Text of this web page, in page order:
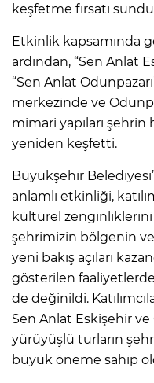
keşfetme fırsatı
Etkinlik kapsamında
ardından, “Sen Anlat
“Sen Anlat
merkezinde ve
mimari yapıları
yeniden keşfetti.
Büyükşehir
anlamlı etkinliği,
kültürel zenginliklerini
şehrimizin bölgenin
yeni bakış açıları
gösterilen
de değinildi.
Sen Anlat Eskişehir ve
yürüyüşlü turların
büyük öneme sahip